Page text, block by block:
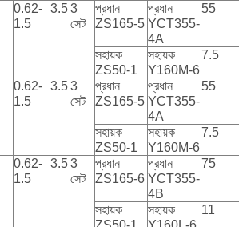
0.62-
1.5
3.53
সেট
প্রধান
ZS165-5
প্রধান
YCT355-
4A
55
সহায়ক
ZS50-1
সহায়ক
Y160M-6
7.5
0.62-
1.5
3.53
সেট
প্রধান
ZS165-5
প্রধান
YCT355-
4A
55
সহায়ক
ZS50-1
সহায়ক
Y160M-6
7.5
0.62-
1.5
3.53
সেট
প্রধান
ZS165-6
প্রধান
YCT355-
4B
75
সহায়ক
সহায়ক
11